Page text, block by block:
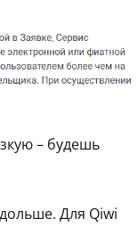
– будешь
Для Qiwi